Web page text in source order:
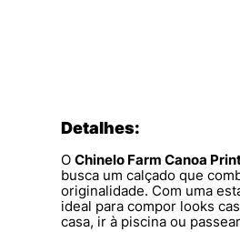
Detalhes:
O Chinelo Farm Canoa
busca um calçado que
originalidade. Com uma
ideal para compor looks
casa, ir à piscina ou